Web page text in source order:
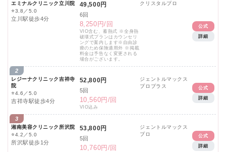
エミナルクリニック立川院
⭐3.8／5.0
立川駅徒歩4分
49,500円
6回
8,250円/回
VIO含む、蓄熱式 ※全身熱
破壊式プランはカウンセリ
ングで案内します※自由診
療のため保険適用外 ※掲載
料金は予告なく変更される
場合がございます。
クリスタルプロ
公式
詳細
2
レジーナクリニック吉祥寺
院
⭐4.6／5.0
吉祥寺駅徒歩4分
52,800円
5回
10,560円/回
VIO込み
ジェントルマックス
プロプラス
公式
詳細
3
湘南美容クリニック所沢院
⭐4.2／5.0
所沢駅徒歩1分
53,800円
5回
10,760円/回
ジェントルマックス
プロ
公式
詳細